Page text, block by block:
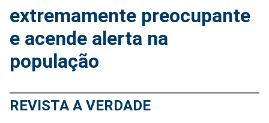
extremamente preocupante
e acende alerta na
população
REVISTA A VERDADE